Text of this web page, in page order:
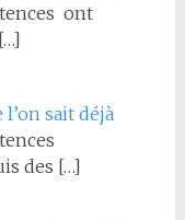
ont
[…]
l’on sait déjà
des […]